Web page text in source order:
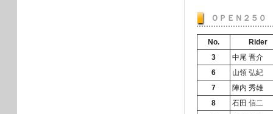
ＯＰＥＮ２５０
No. Rider
3 中尾 晋介
6 山領 弘紀
7 陣内 秀雄
8 石田 信二